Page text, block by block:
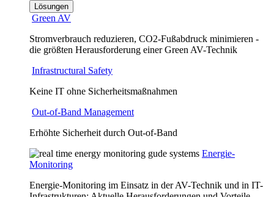
Lösungen
Green AV
Stromverbrauch reduzieren, CO2-Fußabdruck minimieren -
die größten Herausforderung einer Green AV-Technik
Infrastructural Safety
Keine IT ohne Sicherheitsmaßnahmen
Out-of-Band Management
Erhöhte Sicherheit durch Out-of-Band
Energie-
Monitoring
Energie-Monitoring im Einsatz in der AV-Technik und in IT-